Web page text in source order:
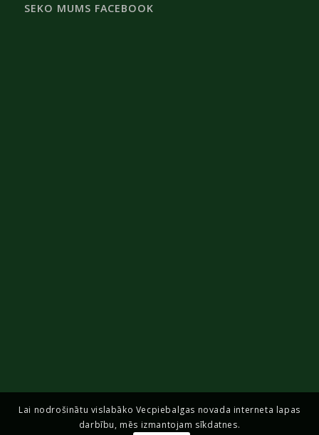
SEKO MUMS FACEBOOK
Lai nodrošinātu vislabāko Vecpiebalgas novada interneta lapas
darbību, mēs izmantojam sīkdatnes.